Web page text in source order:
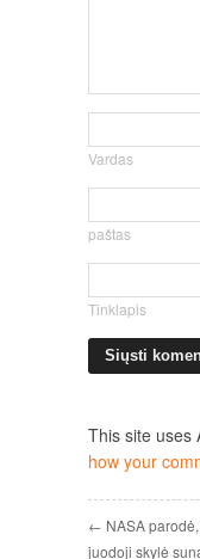
Vardas
paštas
Tinklapis
This site uses
how your
← NASA
juodoji skylė